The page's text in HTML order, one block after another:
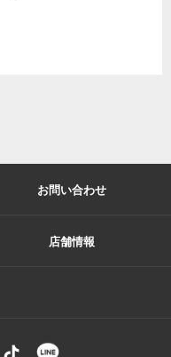
お問い合わせ
店舗情報